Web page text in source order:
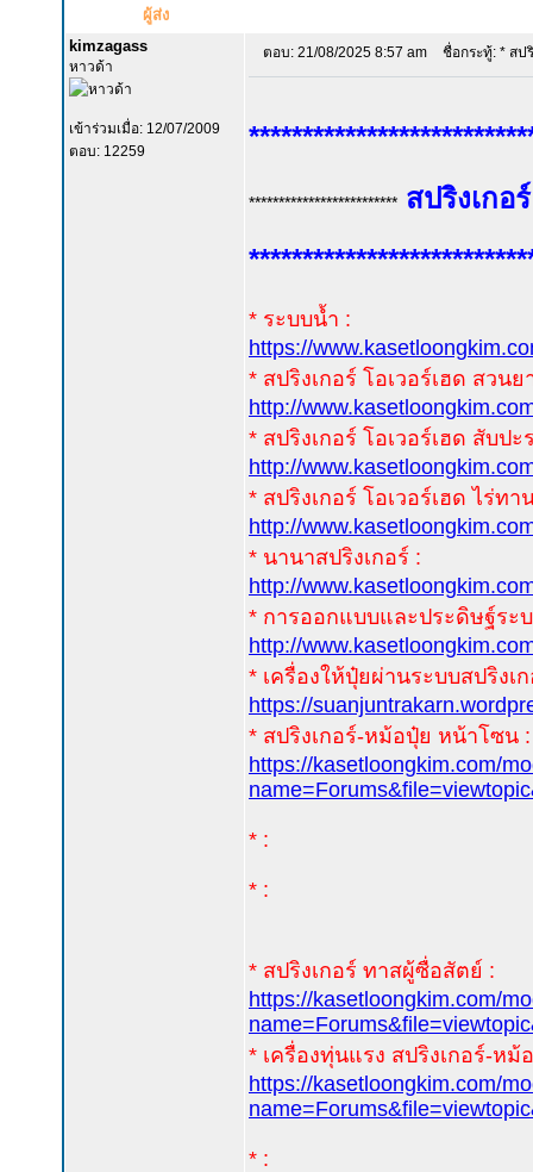
ผู้ส่ง
kimzagass
หาวด้า
เข้าร่วมเมื่อ: 12/07/2009
ตอบ: 12259
ตอบ: 21/08/2025 8:57 am ชื่อกระทู้: * สปริ
************************* สปริงเกอ
* ระบบน้ำ :
https://
* สปริงเกอร์ โอเวอร์เฮด สวนย
http://
* สปริงเกอร์ โอเวอร์เฮด สับปะ
http://
* สปริงเกอร์ โอเวอร์เฮด ไร่
http://
* นานาสปริงเกอร์ :
http://
* การออกแบบและประดิษฐ์ระ
http://
* เครื่องให้ปุ๋ยผ่านระบบสปริงเ
https://
* สปริงเกอร์-หม้อปุ๋ย หน้าโซน :
https://kasetloongkim.com/
* :
* :
* สปริงเกอร์ ทาสผู้ซื่อสัตย์ :
https://kasetloongkim.com/
* เครื่องทุ่นแรง สปริงเกอร์-หม้
https://kasetloongkim.com/
* :